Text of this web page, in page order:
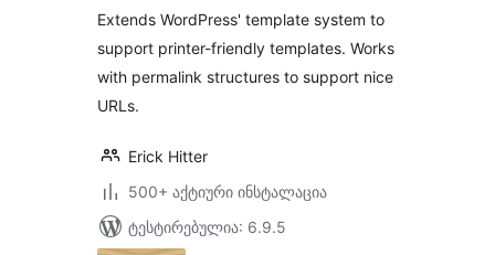
Extends WordPress' template system to
support printer-friendly templates. Works
with permalink structures to support nice
URLs.
Erick Hitter
500+ აქტიური ინსტალაცია
ტესტირებულია: 6.9.5